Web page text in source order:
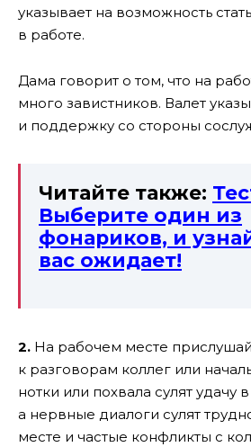
указывает на возможность
в работе.
Дама говорит о том, что на
много завистников. Валет
и поддержку со стороны
Читайте также:
Выберите один из
фонариков, и
вас ожидает!
2. На рабочем месте
к разговорам коллег или
нотки или похвала сулят удачу
а нервные диалоги сулят
месте и частые конфликты с